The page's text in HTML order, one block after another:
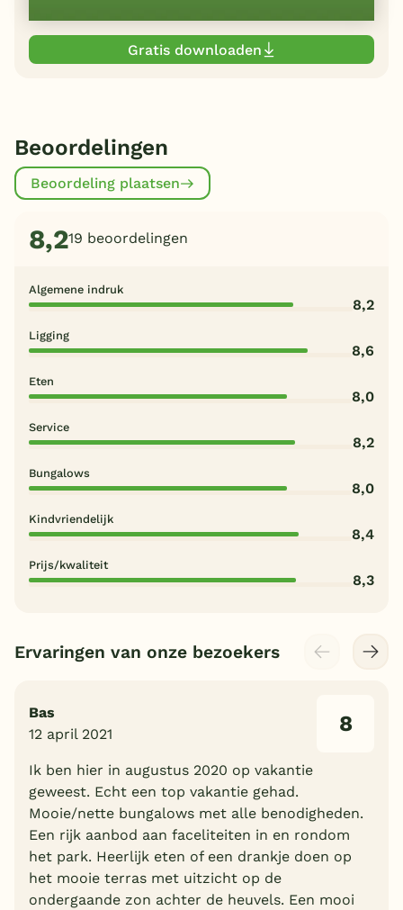
Gratis downloaden
Beoordelingen
Beoordeling plaatsen
8,219 beoordelingen
Algemene indruk
8,2
Ligging
8,6
Eten
8,0
Service
8,2
Bungalows
8,0
Kindvriendelijk
8,4
Prijs/kwaliteit
8,3
Ervaringen van onze bezoekers
Bas
12 april 2021
8
Ik ben hier in augustus 2020 op vakantie
geweest. Echt een top vakantie gehad.
Mooie/nette bungalows met alle benodigheden.
Een rijk aanbod aan faceliteiten in en rondom
het park. Heerlijk eten of een drankje doen op
het mooie terras met uitzicht op de
ondergaande zon achter de heuvels. Een mooi